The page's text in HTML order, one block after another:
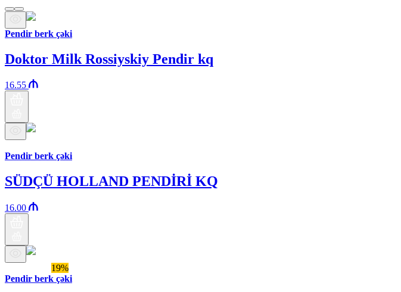
Pendir berk çəki
Doktor Milk Rossiyskiy Pendir kq
16.55
Pendir berk çəki
SÜDÇÜ HOLLAND PENDİRİ KQ
16.00
19%
Pendir berk çəki